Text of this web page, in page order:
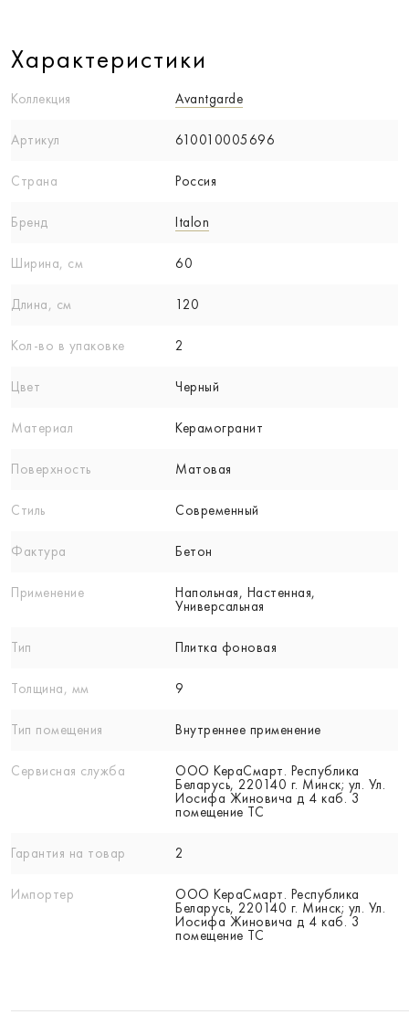
Характеристики
Коллекция Avantgarde
Артикул 610010005696
Страна Россия
Бренд Italon
Ширина, см 60
Длина, см 120
Кол-вo в упаковке 2
Цвет Черный
Материал Керамогранит
Поверхность Матовая
Стиль Современный
Фактура Бетон
Применение
Напольная, Настенная,
Универсальная
Тип Плитка фоновая
Толщина, мм 9
Тип помещения Внутреннее применение
Сервисная служба
ООО КераСмарт. Республика
Беларусь, 220140 г. Минск; ул. Ул.
Иосифа Жиновича д 4 каб. 3
помещение ТС
Гарантия на товар 2
Импортер
ООО КераСмарт. Республика
Беларусь, 220140 г. Минск; ул. Ул.
Иосифа Жиновича д 4 каб. 3
помещение ТС